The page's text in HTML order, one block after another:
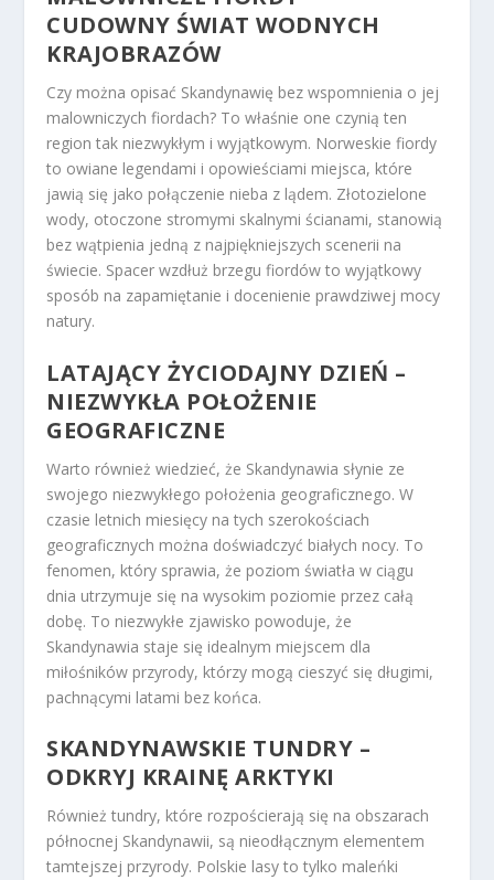
CUDOWNY ŚWIAT WODNYCH
KRAJOBRAZÓW
Czy można opisać Skandynawię bez wspomnienia o jej
malowniczych fiordach? To właśnie one czynią ten
region tak niezwykłym i wyjątkowym. Norweskie fiordy
to owiane legendami i opowieściami miejsca, które
jawią się jako połączenie nieba z lądem. Złotozielone
wody, otoczone stromymi skalnymi ścianami, stanowią
bez wątpienia jedną z najpiękniejszych scenerii na
świecie. Spacer wzdłuż brzegu fiordów to wyjątkowy
sposób na zapamiętanie i docenienie prawdziwej mocy
natury.
LATAJĄCY ŻYCIODAJNY DZIEŃ –
NIEZWYKŁA POŁOŻENIE
GEOGRAFICZNE
Warto również wiedzieć, że Skandynawia słynie ze
swojego niezwykłego położenia geograficznego. W
czasie letnich miesięcy na tych szerokościach
geograficznych można doświadczyć białych nocy. To
fenomen, który sprawia, że poziom światła w ciągu
dnia utrzymuje się na wysokim poziomie przez całą
dobę. To niezwykłe zjawisko powoduje, że
Skandynawia staje się idealnym miejscem dla
miłośników przyrody, którzy mogą cieszyć się długimi,
pachnącymi latami bez końca.
SKANDYNAWSKIE TUNDRY –
ODKRYJ KRAINĘ ARKTYKI
Również tundry, które rozpościerają się na obszarach
północnej Skandynawii, są nieodłącznym elementem
tamtejszej przyrody. Polskie lasy to tylko maleńki